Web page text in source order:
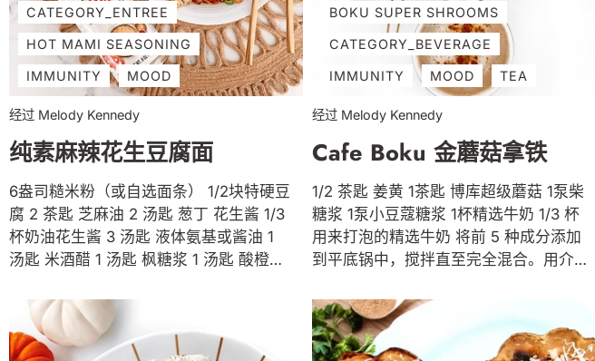
母、大蒜、洋葱粉、盐、胡椒、Boku
Umami、Boku Super Shrooms 和柠檬汁
加入高速搅拌机中，搅拌直至奶油状，大
约1分钟。尝尝味道，添加更多你想要的东
西。 3) 在一个 9 x 13 的烤盘中，在烤盘
底部倒一层薄薄的酱汁，铺上 1/2...
CATEGORY_ENTREE
HOT MAMI SEASONING
IMMUNITY MOOD
经过 Melody Kennedy
纯素麻辣花生豆腐面
6盎司糙米粉（或自选面条） 1/2块特硬豆
腐 2 茶匙 芝麻油 2 汤匙 葱丁 花生酱 1/3
杯奶油花生酱 3 汤匙 液体氨基或酱油 1
汤匙 米酒醋 1 汤匙 枫糖浆 1 汤匙 酸橙汁
1/2 汤匙 博库辣妈 3-4 汤匙 水 可选装饰
花生 葱片 切碎的香菜 酸橙角 是拉差酱或
辣椒蒜酱 博库辣妈 根据包装说明将面条
BOKU SUPER SHROOMS
CATEGORY_BEVERAGE
IMMUNITY MOOD TEA
经过 Melody Kennedy
Cafe Boku 金蘑菇拿铁
1/2 茶匙 姜黄 1茶匙 博库超级蘑菇 1泵柴
糖浆 1泵小豆蔻糖浆 1杯精选牛奶 1/3 杯
用来打泡的精选牛奶 将前 5 种成分添加
到平底锅中，搅拌直至完全混合。用介质
1/3 杯牛奶添加到玻璃瓶中。在微波炉中
加热 30 秒，或直至温热。盖上盖子并剧
烈摇晃直至形成泡沫。 将超级蘑菇茶倒入